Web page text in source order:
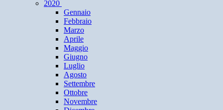
2020
Gennaio
Febbraio
Marzo
Aprile
Maggio
Giugno
Luglio
Agosto
Settembre
Ottobre
Novembre